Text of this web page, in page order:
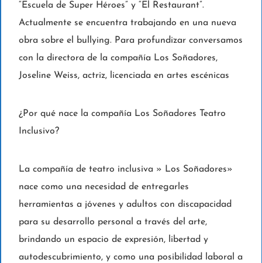
“Escuela de Super Héroes” y “El Restaurant”.
Actualmente se encuentra trabajando en una nueva
obra sobre el bullying. Para profundizar conversamos
con la directora de la compañía Los Soñadores,
Joseline Weiss, actriz, licenciada en artes escénicas
¿Por qué nace la compañía Los Soñadores Teatro
Inclusivo?
La compañía de teatro inclusiva » Los Soñadores»
nace como una necesidad de entregarles
herramientas a jóvenes y adultos con discapacidad
para su desarrollo personal a través del arte,
brindando un espacio de expresión, libertad y
autodescubrimiento, y como una posibilidad laboral a